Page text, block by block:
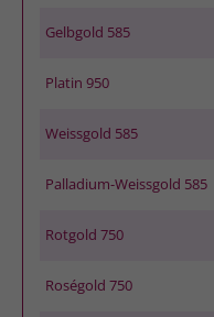
Gelbgold 585
Platin 950
Weissgold 585
Palladium-Weissgold 585
Rotgold 750
Roségold 750